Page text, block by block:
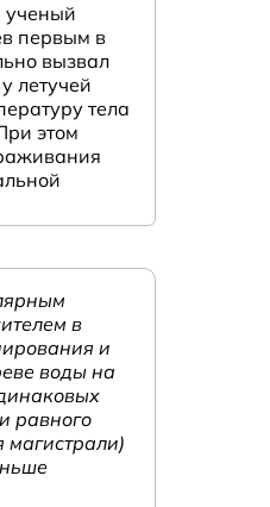
ученый
первым в
вызвал
летучей
тела
этом
в
и
воды на
равного
магистрали)